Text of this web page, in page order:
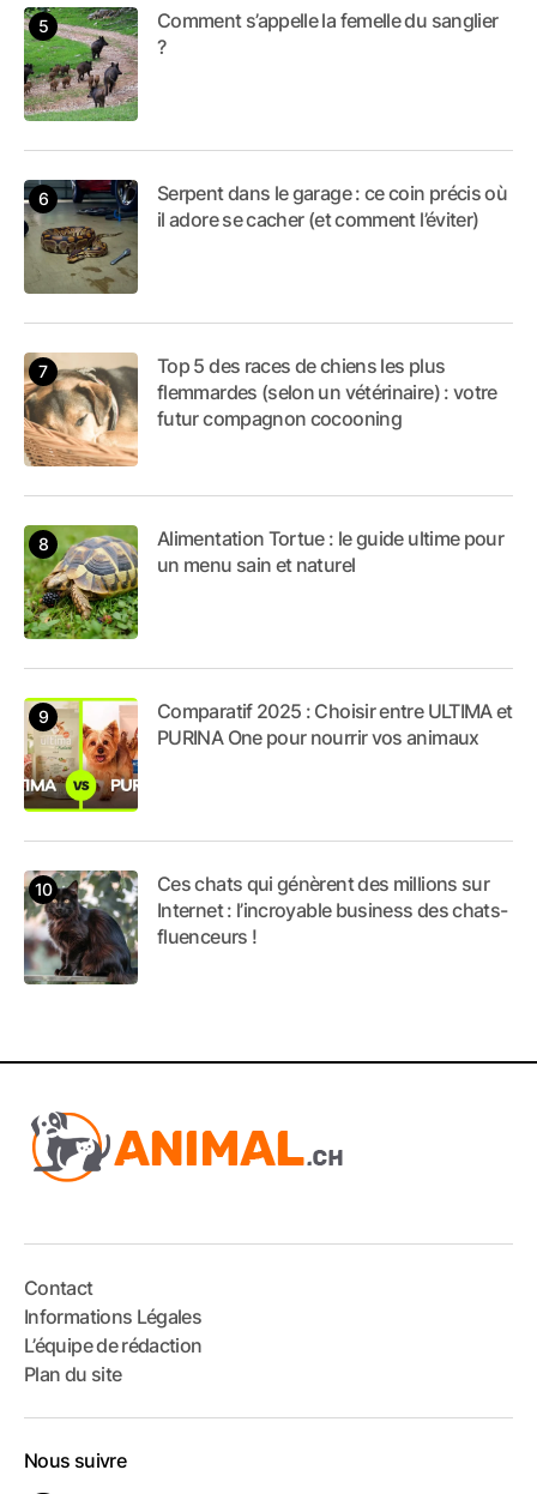
Comment s’appelle la femelle du sanglier
?
Serpent dans le garage : ce coin précis où
il adore se cacher (et comment l’éviter)
Top 5 des races de chiens les plus
flemmardes (selon un vétérinaire) : votre
futur compagnon cocooning
Alimentation Tortue : le guide ultime pour
un menu sain et naturel
Comparatif 2025 : Choisir entre ULTIMA et
PURINA One pour nourrir vos animaux
Ces chats qui génèrent des millions sur
Internet : l’incroyable business des chats-
fluenceurs !
Contact
Informations Légales
L’équipe de rédaction
Plan du site
Nous suivre